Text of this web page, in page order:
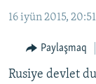
Qıdıruvğa
qaytmaq
MEDENİYET
İNSAN AQLARI
VİDEO
16 iyün 2015, 20:51
Paylaşmaq
Rusiye devlet